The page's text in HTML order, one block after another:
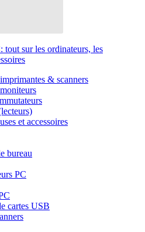
tout sur les ordinateurs, les
& scanners
et accessoires
bureau
PC
cartes USB